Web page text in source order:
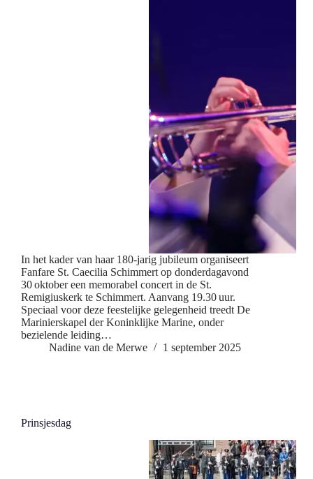
In het kader van haar 180-jarig jubileum organiseert
Fanfare St. Caecilia Schimmert op donderdagavond
30 oktober een memorabel concert in de St.
Remigiuskerk te Schimmert. Aanvang 19.30 uur.
Speciaal voor deze feestelijke gelegenheid treedt De
Marinierskapel der Koninklijke Marine, onder
bezielende leiding…
Nadine van de Merwe
1 september 2025
Prinsjesdag